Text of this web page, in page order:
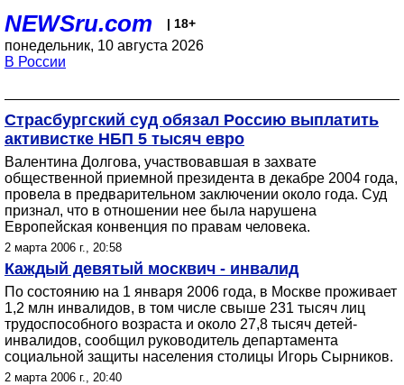
NEWSru.com | 18+
понедельник, 10 августа 2026
В России
Страсбургский суд обязал Россию выплатить
активистке НБП 5 тысяч евро
Валентина Долгова, участвовавшая в захвате
общественной приемной президента в декабре 2004 года,
провела в предварительном заключении около года. Суд
признал, что в отношении нее была нарушена
Европейская конвенция по правам человека.
2 марта 2006 г., 20:58
Каждый девятый москвич - инвалид
По состоянию на 1 января 2006 года, в Москве проживает
1,2 млн инвалидов, в том числе свыше 231 тысяч лиц
трудоспособного возраста и около 27,8 тысяч детей-
инвалидов, сообщил руководитель департамента
социальной защиты населения столицы Игорь Сырников.
2 марта 2006 г., 20:40